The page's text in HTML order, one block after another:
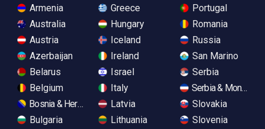
Armenia
Australia
Austria
Azerbaijan
Belarus
Belgium
Bosnia & Herzegovina
Bulgaria
Greece
Hungary
Iceland
Ireland
Israel
Italy
Latvia
Lithuania
Portugal
Romania
Russia
San Marino
Serbia
Serbia &
Slovakia
Slovenia